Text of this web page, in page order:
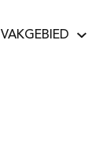
VAKGEBIED